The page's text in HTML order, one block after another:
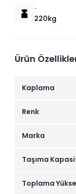
-
220kg
Ürün
Kaplama
Renk
Marka
Taşıma
Toplama